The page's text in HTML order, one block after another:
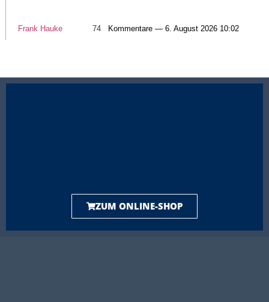
Frank Hauke 74 Kommentare — 6. August 2026 10:02
ZUM ONLINE-SHOP